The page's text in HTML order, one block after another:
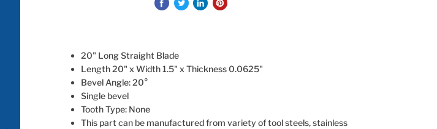
20" Long Straight Blade
Length 20" x Width 1.5" x Thickness 0.0625"
Bevel Angle: 20°
Single bevel
Tooth Type: None
This part can be manufactured from variety of tool steels, stainless